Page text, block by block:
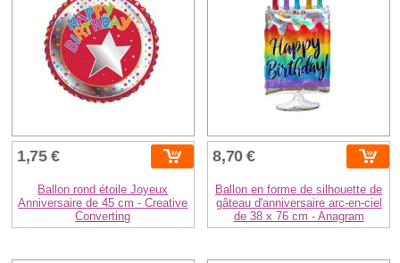
1,75 €
Ballon rond étoile Joyeux
Anniversaire de 45 cm - Creative
Converting
8,70 €
Ballon en forme de silhouette de
gâteau d'anniversaire arc-en-ciel
de 38 x 76 cm - Anagram